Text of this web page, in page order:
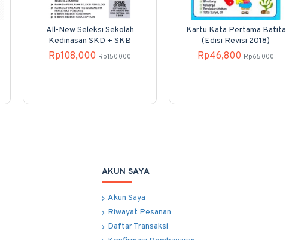
All-New Seleksi Sekolah
Kedinasan SKD + SKB
Rp108,000 Rp150,000
Kartu Kata Pertama Batita
(Edisi Revisi 2018)
Rp46,800 Rp65,000
AKUN SAYA
Akun Saya
Riwayat Pesanan
Daftar Transaksi